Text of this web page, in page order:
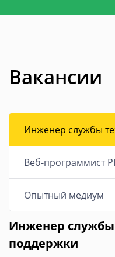
Вакансии
Инженер службы
Веб-программист
Опытный медиум
Инженер службы
поддержки